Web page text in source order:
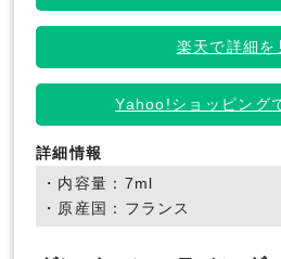
楽天で詳細を
Yahoo!ショッピング
詳細情報
・内容量：7ml
・原産国：フランス